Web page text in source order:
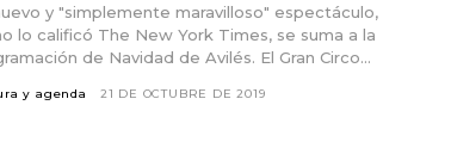
y "simplemente maravilloso" espectáculo,
lo calificó The New York Times, se suma a la
de Navidad de Avilés. El Gran Circo...
y agenda 21 DE OCTUBRE DE 2019